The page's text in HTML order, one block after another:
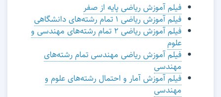
فیلم آموزش ریاضی پایه از صفر
فیلم آموزش ریاضی ۱ تمام رشته‌های دانشگاهی
فیلم آموزش ریاضی ۲ تمام رشته‌های مهندسی و
علوم
فیلم آموزش ریاضی مهندسی تمام رشته‌های
مهندسی
فیلم آموزش آمار و احتمال رشته‌های علوم و
مهندسی